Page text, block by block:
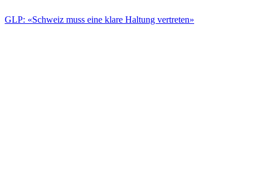
GLP: «Schweiz muss eine klare Haltung vertreten»